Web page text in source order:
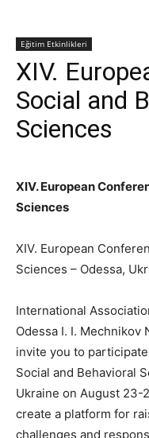
Eğitim Etkinlikleri
XIV.
Social and
Sciences
XIV. European
Sciences
XIV. European
Sciences – Odessa,
International
Odessa I. I. Mechnikov
invite you to
Social and Behavioral
Ukraine on August 23-
create a platform for
challenges and